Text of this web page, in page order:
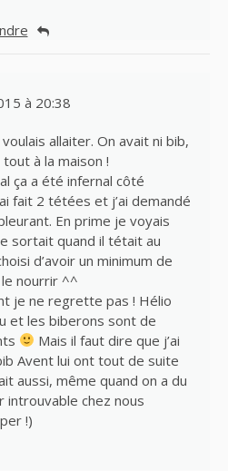
à 20:38
allaiter. On avait ni bib,
à la maison !
ça a été infernal côté
fait 2 tétées et j’ai demandé
En prime je voyais
sortait quand il tétait au
d’avoir un minimum de
nourrir ^^
je ne regrette pas ! Hélio
et les biberons sont de
Mais il faut dire que j’ai
Avent lui ont tout de suite
aussi, même quand on a du
introuvable chez nous
!)